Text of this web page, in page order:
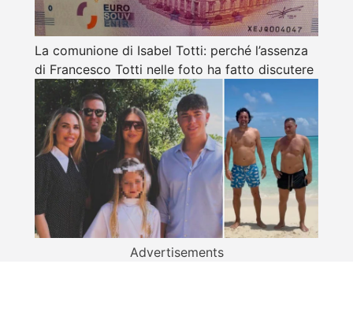
La comunione di Isabel Totti: perché l’assenza
di Francesco Totti nelle foto ha fatto discutere
Advertisements